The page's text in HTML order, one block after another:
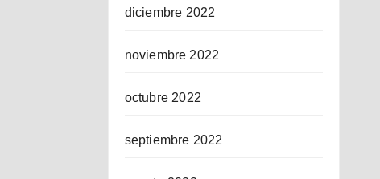
diciembre 2022
noviembre 2022
octubre 2022
septiembre 2022